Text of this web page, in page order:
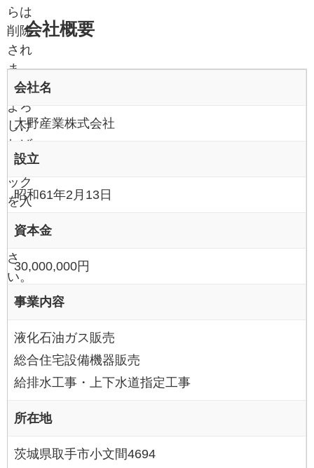
らは
削除
され
ま
す。
よろ
しけ
れば
チェ
ック
を入
くだ
さ
い。
会社概要
会社名
大野産業株式会社
設立
昭和61年2月13日
資本金
30,000,000円
事業内容
液化石油ガス販売
総合住宅設備機器販売
給排水工事・上下水道指定工事
所在地
茨城県取手市小文間4694